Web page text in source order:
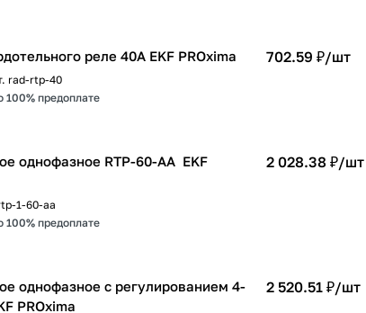
реле 40А EKF PROxima
rad-rtp-40
100% предоплате
702.59 ₽/шт
однофазное RTP-60-AA EKF
1-60-aa
100% предоплате
2 028.38 ₽/шт
однофазное с регулированием 4-
PROxima
2 520.51 ₽/шт